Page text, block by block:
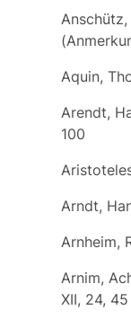
Aquin,
Arendt,
100
Arndt,
Arnheim,
Arnim,
XII, 24, 45